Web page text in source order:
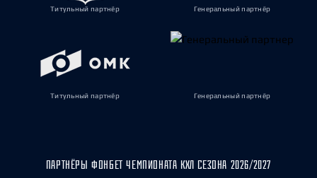
Титульный партнёр Генеральный партнёр
Титульный партнёр Генеральный партнёр
ПАРТНЁРЫ ФОНБЕТ ЧЕМПИОНАТА КХЛ СЕЗОНА 2026/2027